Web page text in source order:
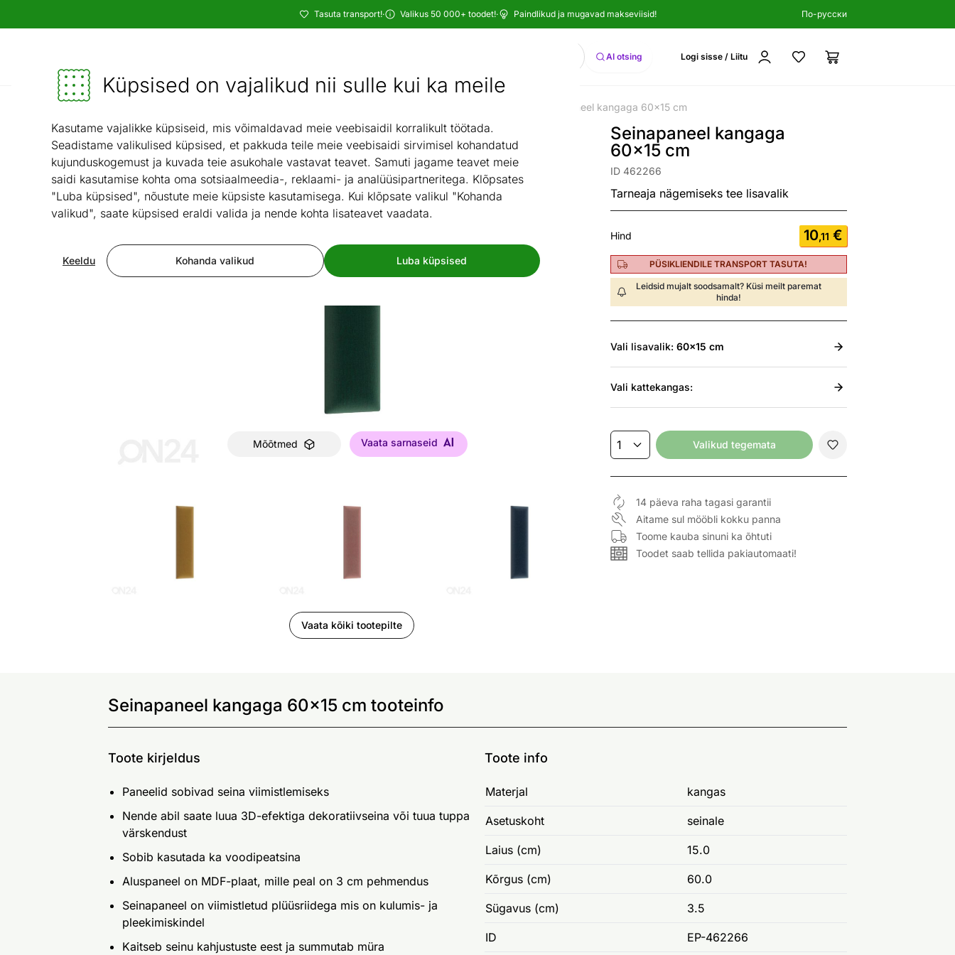
Küpsised on vajalikud nii sulle kui ka meile
Kasutame vajalikke küpsiseid, mis võimaldavad meie veebisaidil korralikult töötada.
Seadistame valikulised küpsised, et pakkuda teile meie veebisaidi sirvimisel kohandatud
kujunduskogemust ja kuvada teie asukohale vastavat teavet. Samuti jagame teavet meie
saidi kasutamise kohta oma sotsiaalmeedia-, reklaami- ja analüüsipartneritega. Klõpsates
"Luba küpsised", nõustute meie küpsiste kasutamisega. Kui klõpsate valikul "Kohanda
valikud", saate küpsised eraldi valida ja nende kohta lisateavet vaadata.
Kohanda valikud Luba küpsised
Keeldu
Tasuta transport!· Valikus 50 000+ toodet!· Paindlikud ja mugavad makseviisid! По-русски
Mööbel ja sisustus - ON24
Otsi AI otsing Logi sisse / Liitu
Seinapaneel kangaga 60x15 cm
Mõõtmed Vaata sarnaseid
Vaata kõiki tootepilte
Seinapaneel kangaga
60x15 cm
ID 462266
Tarneaja nägemiseks tee lisavalik
Hind 10,11 €
PÜSIKLIENDILE TRANSPORT TASUTA!
Leidsid mujalt soodsamalt? Küsi meilt paremat
hinda!
Vali lisavalik: 60x15 cm
Vali kattekangas:
Valikud tegemata
14 päeva raha tagasi garantii
Aitame sul mööbli kokku panna
Toome kauba sinuni ka õhtuti
Toodet saab tellida pakiautomaati!
Seinapaneel kangaga 60x15 cm tooteinfo
Toote kirjeldus
Paneelid sobivad seina viimistlemiseks
Nende abil saate luua 3D-efektiga dekoratiivseina või tuua tuppa
värskendust
Sobib kasutada ka voodipeatsina
Aluspaneel on MDF-plaat, mille peal on 3 cm pehmendus
Seinapaneel on viimistletud plüüsriidega mis on kulumis- ja
pleekimiskindel
Kaitseb seinu kahjustuste eest ja summutab müra
Toote info
Materjal kangas
Asetuskoht seinale
Laius (cm) 15.0
Kõrgus (cm) 60.0
Sügavus (cm) 3.5
ID EP-462266